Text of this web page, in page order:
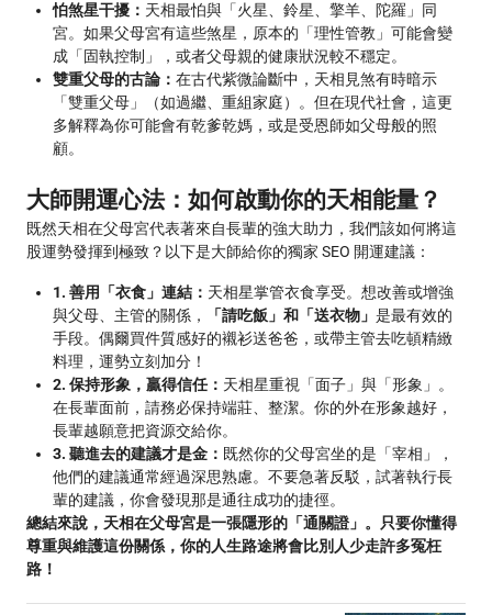
怕煞星干擾： 天相最怕與「火星、鈴星、擎羊、陀羅」同
宮。如果父母宮有這些煞星，原本的「理性管教」可能會變
成「固執控制」，或者父母親的健康狀況較不穩定。
雙重父母的古論： 在古代紫微論斷中，天相見煞有時暗示
「雙重父母」（如過繼、重組家庭）。但在現代社會，這更
多解釋為你可能會有乾爹乾媽，或是受恩師如父母般的照
顧。
大師開運心法：如何啟動你的天相能量？
既然天相在父母宮代表著來自長輩的強大助力，我們該如何將這
股運勢發揮到極致？以下是大師給你的獨家 SEO 開運建議：
1. 善用「衣食」連結： 天相星掌管衣食享受。想改善或增強
與父母、主管的關係，
「請吃飯」和「送衣物」 是最有效的
手段。偶爾買件質感好的襯衫送爸爸，或帶主管去吃頓精緻
料理，運勢立刻加分！
2. 保持形象，贏得信任： 天相星重視「面子」與「形象」。
在長輩面前，請務必保持端莊、整潔。你的外在形象越好，
長輩越願意把資源交給你。
3. 聽進去的建議才是金： 既然你的父母宮坐的是「宰相」，
他們的建議通常經過深思熟慮。不要急著反駁，試著執行長
輩的建議，你會發現那是通往成功的捷徑。
總結來說，天相在父母宮是一張隱形的「通關證」。只要你懂得
尊重與維護這份關係，你的人生路途將會比別人少走許多冤枉
路！